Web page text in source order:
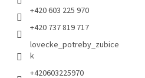
+420 603 225 970
+420 737 819 717
lovecke_potreby_zubice
k
+420603225970